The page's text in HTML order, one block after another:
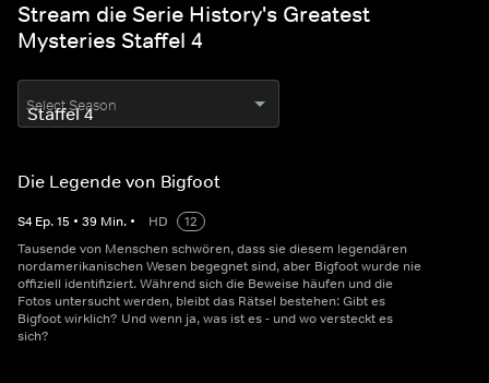
Stream die Serie History's Greatest
Mysteries Staffel 4
Select Season
Die Legende von Bigfoot
S4 Ep.15 • 39 Min. • HD
12
Tausende von Menschen schwören, dass sie diesem legendären
nordamerikanischen Wesen begegnet sind, aber Bigfoot wurde nie
offiziell identifiziert. Während sich die Beweise häufen und die
Fotos untersucht werden, bleibt das Rätsel bestehen: Gibt es
Bigfoot wirklich? Und wenn ja, was ist es - und wo versteckt es
sich?